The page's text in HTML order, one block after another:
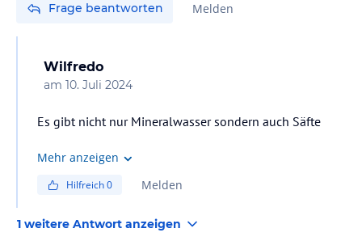
Frage beantworten Melden
Wilfredo
am 10. Juli 2024
Es gibt nicht nur Mineralwasser sondern auch Säfte
Mehr anzeigen
Hilfreich0 Melden
1 weitere Antwort anzeigen